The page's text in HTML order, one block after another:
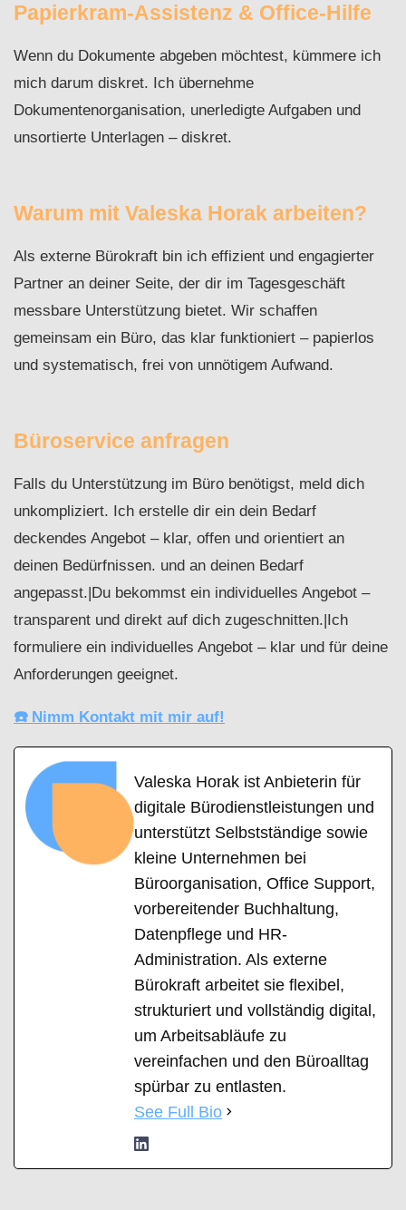
Papierkram-Assistenz & Office-Hilfe
Wenn du Dokumente abgeben möchtest, kümmere ich
mich darum diskret. Ich übernehme
Dokumentenorganisation, unerledigte Aufgaben und
unsortierte Unterlagen – diskret.
Warum mit Valeska Horak arbeiten?
Als externe Bürokraft bin ich effizient und engagierter
Partner an deiner Seite, der dir im Tagesgeschäft
messbare Unterstützung bietet. Wir schaffen
gemeinsam ein Büro, das klar funktioniert – papierlos
und systematisch, frei von unnötigem Aufwand.
Büroservice anfragen
Falls du Unterstützung im Büro benötigst, meld dich
unkompliziert. Ich erstelle dir ein dein Bedarf
deckendes Angebot – klar, offen und orientiert an
deinen Bedürfnissen. und an deinen Bedarf
angepasst.|Du bekommst ein individuelles Angebot –
transparent und direkt auf dich zugeschnitten.|Ich
formuliere ein individuelles Angebot – klar und für deine
Anforderungen geeignet.
☎️ Nimm Kontakt mit mir auf!
Valeska Horak ist Anbieterin für
digitale Bürodienstleistungen und
unterstützt Selbstständige sowie
kleine Unternehmen bei
Büroorganisation, Office Support,
vorbereitender Buchhaltung,
Datenpflege und HR-
Administration. Als externe
Bürokraft arbeitet sie flexibel,
strukturiert und vollständig digital,
um Arbeitsabläufe zu
vereinfachen und den Büroalltag
spürbar zu entlasten.
See Full Bio